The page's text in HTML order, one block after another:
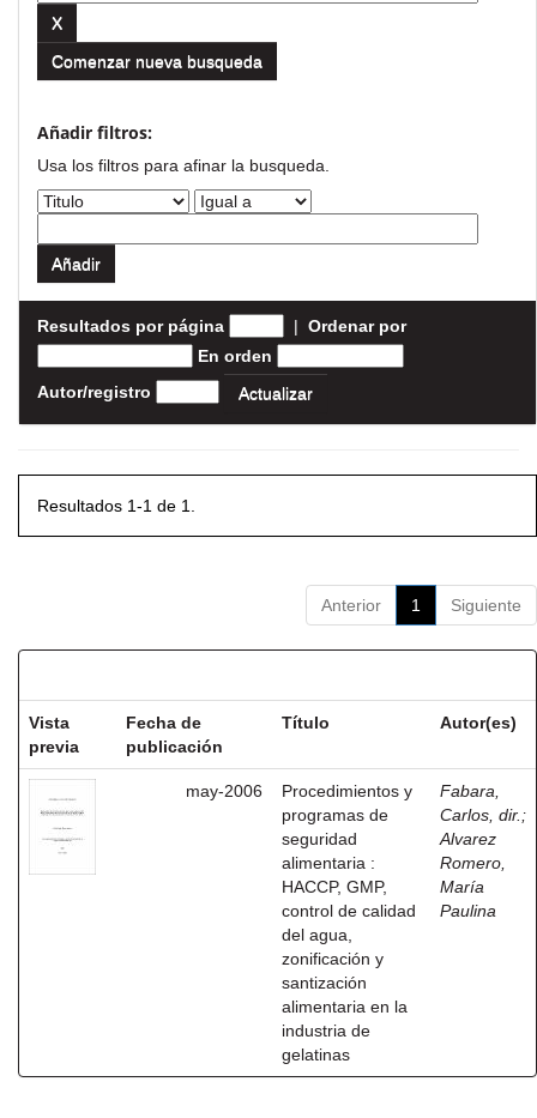
Comenzar nueva busqueda
Añadir filtros:
Usa los filtros para afinar la busqueda.
Resultados por página | Ordenar por
En orden
Autor/registro
Resultados 1-1 de 1.
Anterior 1 Siguiente
Vista
previa
Fecha de
publicación
Título Autor(es)
may-2006
Procedimientos y
programas de
seguridad
alimentaria :
HACCP, GMP,
control de calidad
del agua,
zonificación y
santización
alimentaria en la
industria de
gelatinas
Fabara,
Carlos, dir. ;
Alvarez
Romero,
María
Paulina